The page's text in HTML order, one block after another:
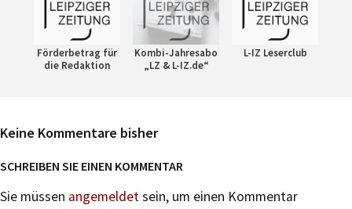
Förderbetrag für
die Redaktion
Kombi-Jahresabo
„LZ & L-IZ.de“
L-IZ Leserclub
Keine Kommentare bisher
SCHREIBEN SIE EINEN KOMMENTAR
Sie müssen angemeldetsein, um einen Kommentar